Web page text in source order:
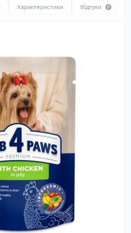
Характеристики Відгуки 0